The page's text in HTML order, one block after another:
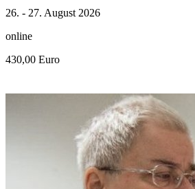
26. - 27. August 2026
online
430,00 Euro